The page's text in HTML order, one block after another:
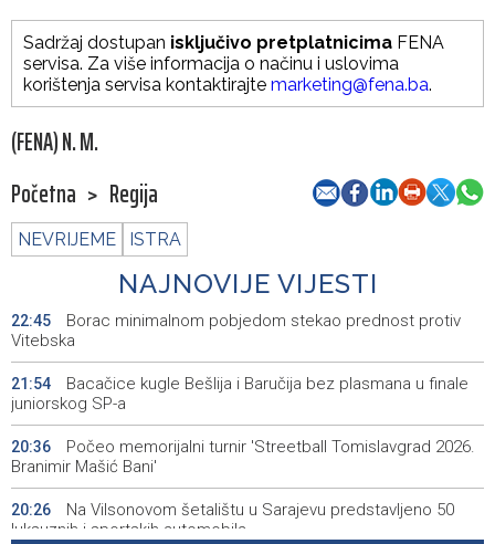
Sadržaj dostupan isključivo pretplatnicima FENA
servisa. Za više informacija o načinu i uslovima
korištenja servisa kontaktirajte marketing@fena.ba.
(FENA) N. M.
Početna > Regija
NEVRIJEME ISTRA
NAJNOVIJE VIJESTI
22:45
Borac minimalnom pobjedom stekao prednost protiv
Vitebska
21:54
Bacačice kugle Bešlija i Baručija bez plasmana u finale
juniorskog SP-a
20:36
Počeo memorijalni turnir 'Streetball Tomislavgrad 2026.
Branimir Mašić Bani'
20:26
Na Vilsonovom šetalištu u Sarajevu predstavljeno 50
luksuznih i sportskih automobila